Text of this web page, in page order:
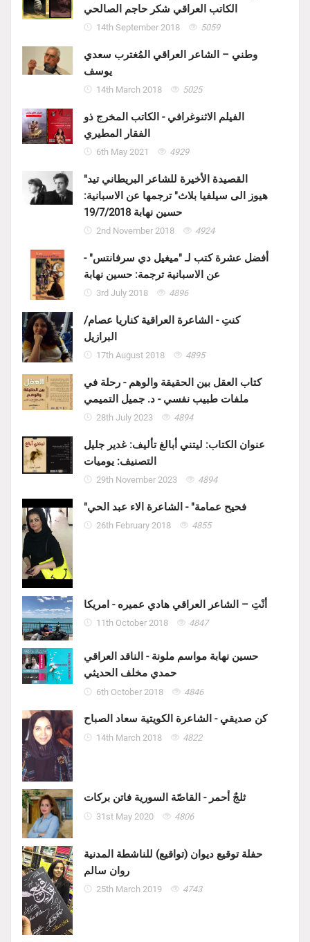
الكاتب العراقي شكر حاجم الصالحي
14th September 2018 5059
وطني – الشاعر العراقي المُغترب سعدي
يوسف
14th March 2018 5025
الفيلم الاثنوغرافي - الكاتب المخرج ذو
الفقار المطيري
6th May 2021 4929
"القصيدة الأخيرة للشاعر البريطاني تيد
هيوز الى سيلفيا بلاث" ترجمها عن الاسبانية:
حسين نهابة 19/7/2018
2nd November 2018 4924
أفضل عشرة كتب لـ "ميغيل دي سرفانتس" -
عن الاسبانية ترجمة: حسين نهابة
3rd July 2018 4896
كنتِ - الشاعرة العراقية كناريا عصام/
البرازيل
17th August 2018 4895
كتاب العقل بين الحقيقة والوهم - رحلة في
ملفات طبيب نفسي - د. جميل التميمي
28th July 2023 4894
عنوان الكتاب: ليتني أبالغ تأليف: غدير جليل
التصنيف: يوميات
29th November 2023 4894
"فحيح عمامة" - الشاعرة الاء عبد الحي
26th February 2018 4855
أنْتِ – الشاعر العراقي هادي عميره - امريكا
11th October 2018 4847
حسين نهابة مواسم ملونة - الناقد العراقي
حمدي مخلف الحديثي
6th October 2018 4846
كن صديقي - الشاعرة الكويتية سعاد الصباح
14th March 2018 4822
ثلجٌ أحمر - القاصّة السورية فاتن بركات
31st May 2020 4806
حفلة توقيع ديوان (تواقيع) للناشطة المدنية
روان سالم
25th March 2019 4743